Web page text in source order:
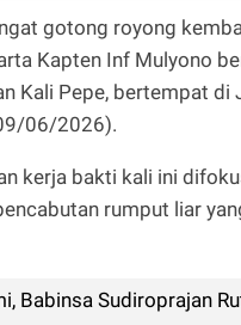
gotong royong
Kapten Inf Mulyono
Kali Pepe, bertempat di
06/2026).
kerja bakti kali ini
rumput liar
Babinsa Sudiroprajan